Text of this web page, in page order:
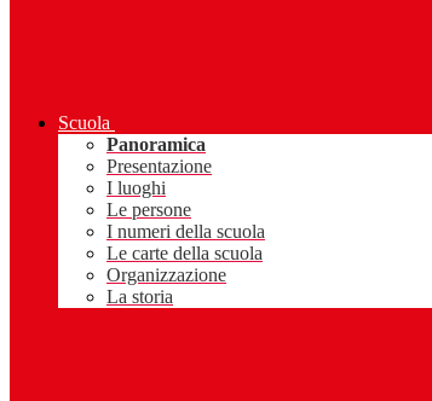
Scuola
Panoramica
Presentazione
I luoghi
Le persone
I numeri della scuola
Le carte della scuola
Organizzazione
La storia